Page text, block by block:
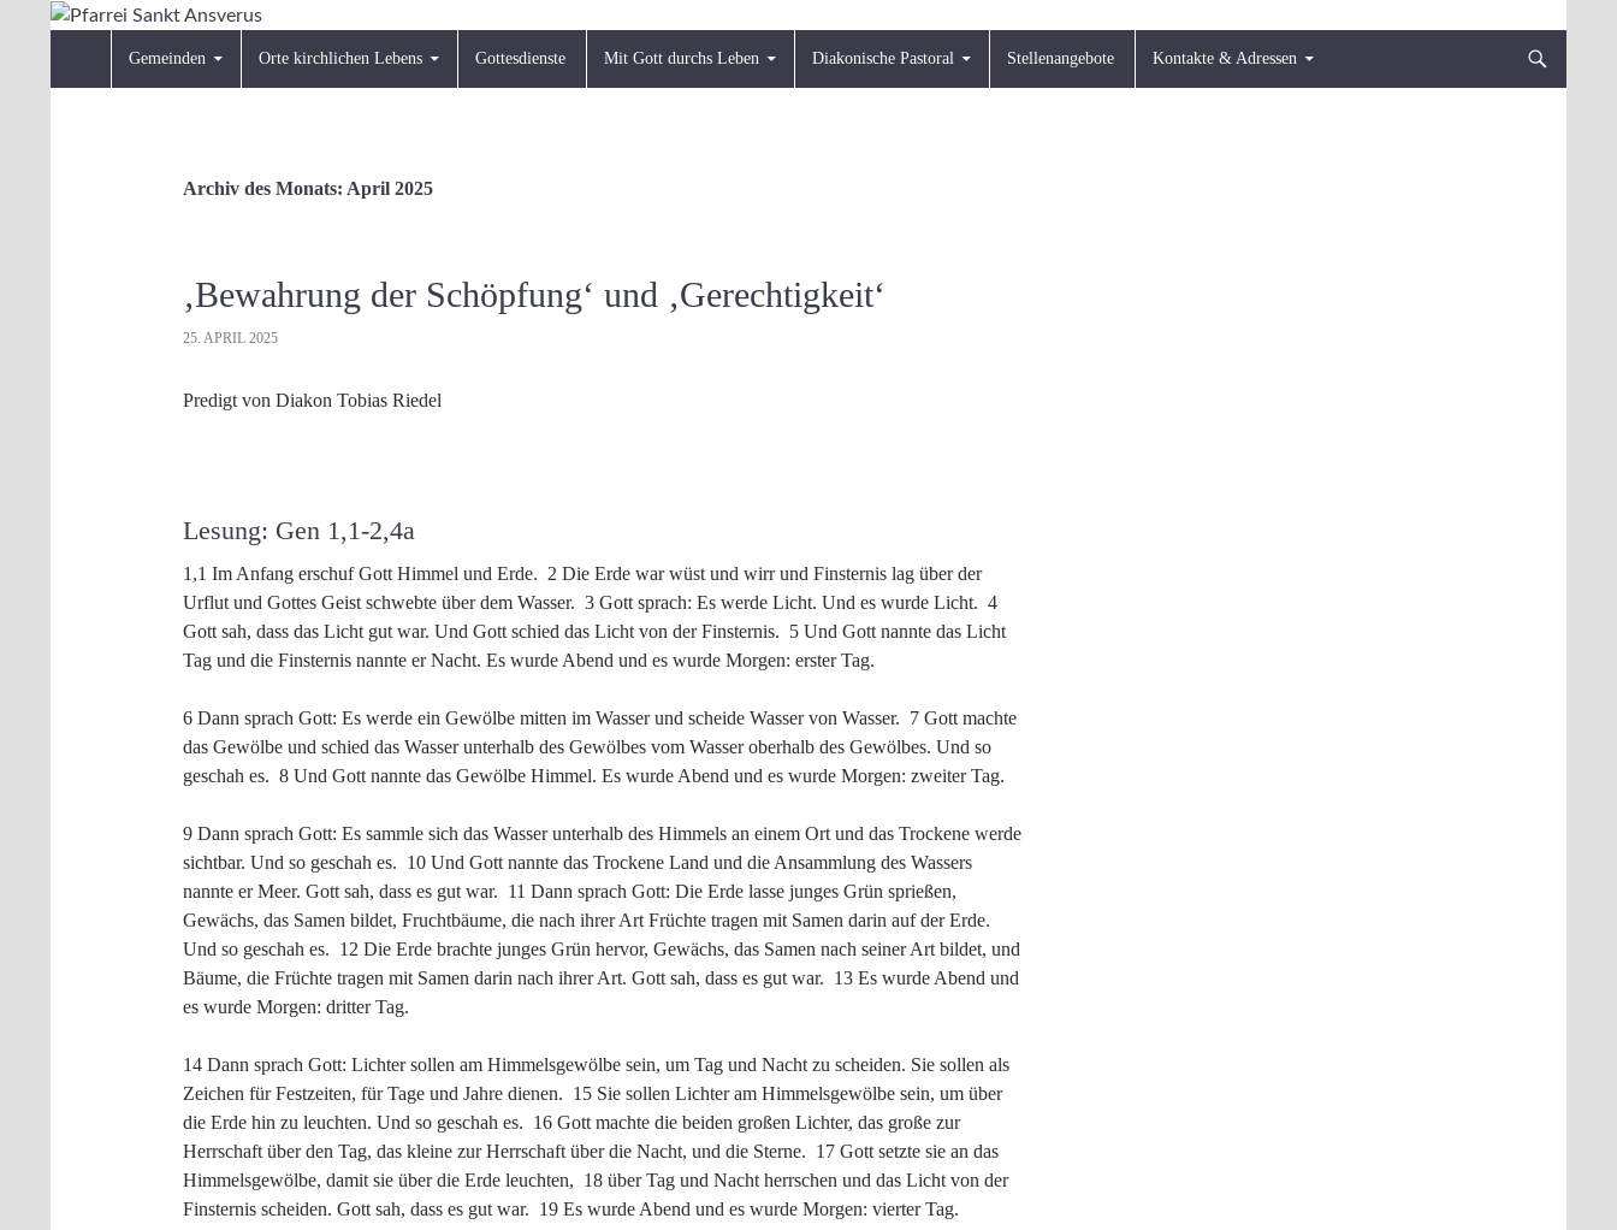
Pfarrei Sankt Ansverus
Gemeinden Orte kirchlichen Lebens Gottesdienste Mit Gott durchs Leben Diakonische Pastoral Stellenangebote Kontakte & Adressen
Archiv des Monats: April 2025
‚Bewahrung der Schöpfung‘ und ‚Gerechtigkeit‘
25. APRIL 2025
Predigt von Diakon Tobias Riedel
Lesung: Gen 1,1-2,4a
1,1 Im Anfang erschuf Gott Himmel und Erde. 2 Die Erde war wüst und wirr und Finsternis lag über der
Urflut und Gottes Geist schwebte über dem Wasser. 3 Gott sprach: Es werde Licht. Und es wurde Licht. 4
Gott sah, dass das Licht gut war. Und Gott schied das Licht von der Finsternis. 5 Und Gott nannte das Licht
Tag und die Finsternis nannte er Nacht. Es wurde Abend und es wurde Morgen: erster Tag.
6 Dann sprach Gott: Es werde ein Gewölbe mitten im Wasser und scheide Wasser von Wasser. 7 Gott machte
das Gewölbe und schied das Wasser unterhalb des Gewölbes vom Wasser oberhalb des Gewölbes. Und so
geschah es. 8 Und Gott nannte das Gewölbe Himmel. Es wurde Abend und es wurde Morgen: zweiter Tag.
9 Dann sprach Gott: Es sammle sich das Wasser unterhalb des Himmels an einem Ort und das Trockene werde
sichtbar. Und so geschah es. 10 Und Gott nannte das Trockene Land und die Ansammlung des Wassers
nannte er Meer. Gott sah, dass es gut war. 11 Dann sprach Gott: Die Erde lasse junges Grün sprießen,
Gewächs, das Samen bildet, Fruchtbäume, die nach ihrer Art Früchte tragen mit Samen darin auf der Erde.
Und so geschah es. 12 Die Erde brachte junges Grün hervor, Gewächs, das Samen nach seiner Art bildet, und
Bäume, die Früchte tragen mit Samen darin nach ihrer Art. Gott sah, dass es gut war. 13 Es wurde Abend und
es wurde Morgen: dritter Tag.
14 Dann sprach Gott: Lichter sollen am Himmelsgewölbe sein, um Tag und Nacht zu scheiden. Sie sollen als
Zeichen für Festzeiten, für Tage und Jahre dienen. 15 Sie sollen Lichter am Himmelsgewölbe sein, um über
die Erde hin zu leuchten. Und so geschah es. 16 Gott machte die beiden großen Lichter, das große zur
Herrschaft über den Tag, das kleine zur Herrschaft über die Nacht, und die Sterne. 17 Gott setzte sie an das
Himmelsgewölbe, damit sie über die Erde leuchten, 18 über Tag und Nacht herrschen und das Licht von der
Finsternis scheiden. Gott sah, dass es gut war. 19 Es wurde Abend und es wurde Morgen: vierter Tag.